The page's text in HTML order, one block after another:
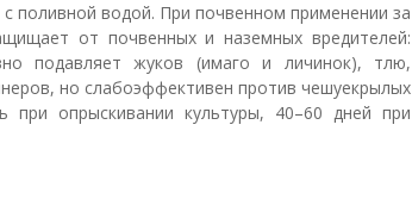
поливной водой. При почвенном применении за
от почвенных и наземных вредителей:
подавляет жуков (имаго и личинок), тлю,
но слабоэффективен против чешуекрылых
опрыскивании культуры, 40–60 дней при